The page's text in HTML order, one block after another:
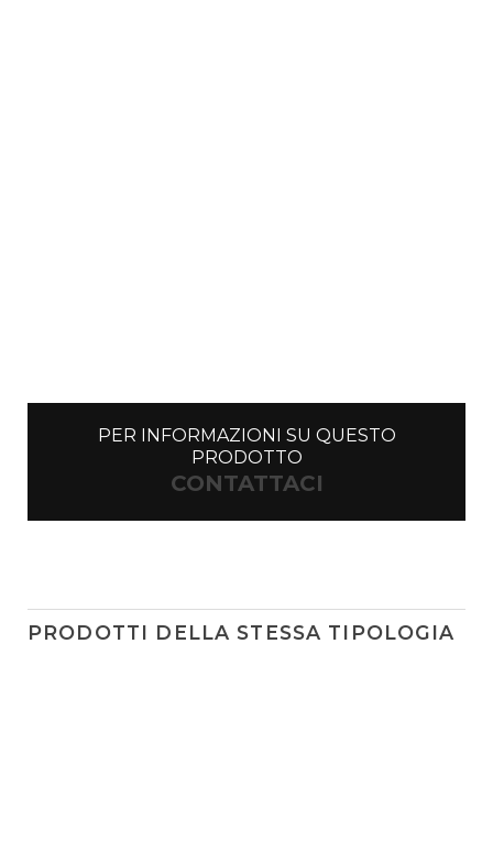
PER INFORMAZIONI SU QUESTO
PRODOTTO
CONTATTACI
PRODOTTI DELLA STESSA TIPOLOGIA